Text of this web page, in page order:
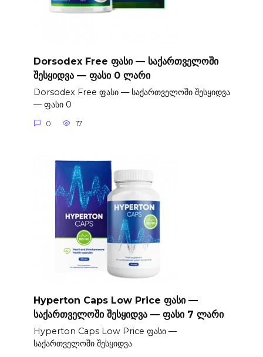
Dorsodex Free ფასი — საქართველოში
შესყიდვა — ფასი 0 ლარი
Dorsodex Free ფასი — საქართველოში შესყიდვა
— ფასი 0
0 17
Hyperton Caps Low Price ფასი —
საქართველოში შესყიდვა — ფასი 7 ლარი
Hyperton Caps Low Price ფასი —
საქართველოში შესყიდვა